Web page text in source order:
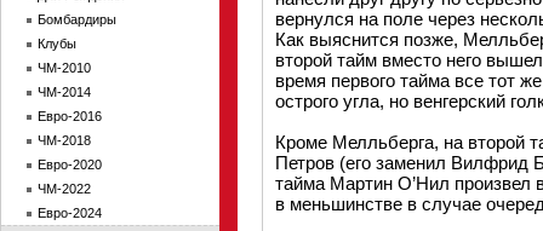
вернулся на поле через
Как выяснится позже,
второй тайм вместо него
время первого тайма все тот
острого угла, но венгерский
Кроме Мелльберга, на второй
Петров (его заменил Вилфрид
тайма Мартин О’Нил произвел
в меньшинстве в случае
Бомбардиры
Клубы
ЧМ-2010
ЧМ-2014
Евро-2016
ЧМ-2018
Евро-2020
ЧМ-2022
Евро-2024